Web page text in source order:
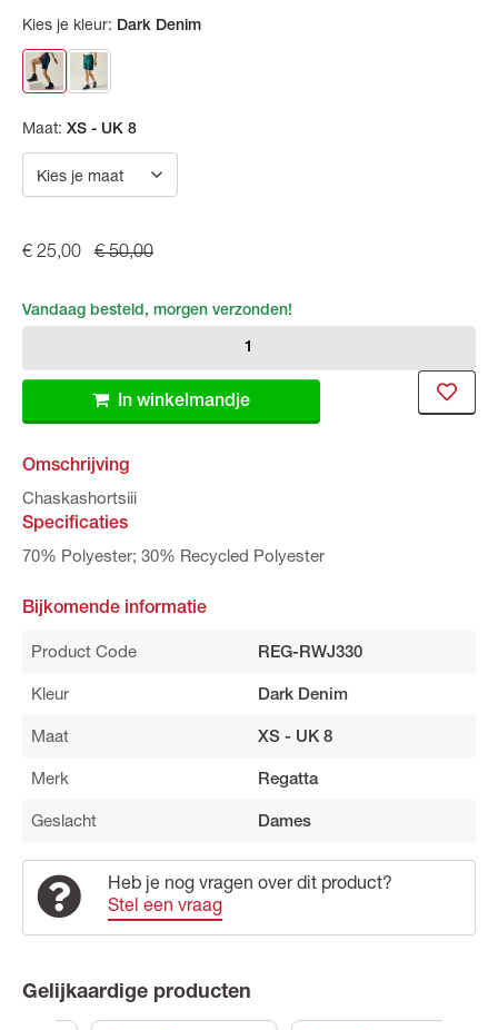
Kies je kleur: Dark Denim
Maat: XS - UK 8
Kies je maat
€ 50,00
€ 25,00
Vandaag besteld, morgen verzonden!
In winkelmandje
Omschrijving
Chaskashortsiii
Specificaties
70% Polyester; 30% Recycled Polyester
Bijkomende informatie
Product Code REG-RWJ330
Kleur Dark Denim
Maat XS - UK 8
Merk Regatta
Geslacht Dames
Heb je nog vragen over dit product?
Stel een vraag
Gelijkaardige producten